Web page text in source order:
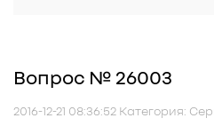
Вопрос № 26003
2016-12-21 08:36:52 Категория: